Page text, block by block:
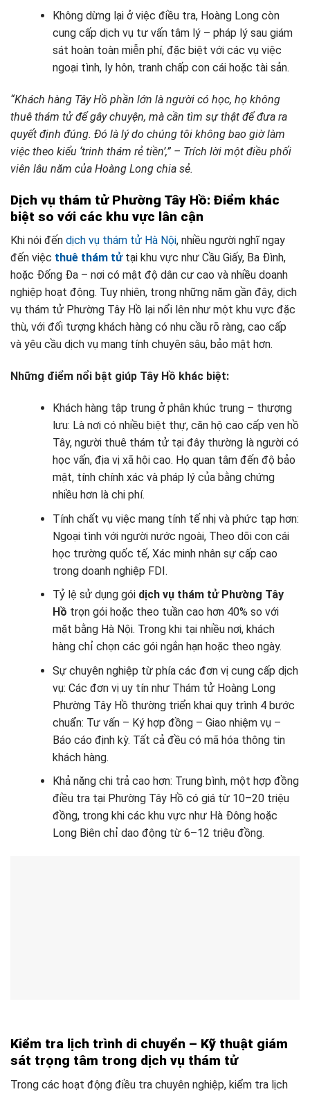
Không dừng lại ở việc điều tra, Hoàng Long còn
cung cấp dịch vụ tư vấn tâm lý – pháp lý sau giám
sát hoàn toàn miễn phí, đặc biệt với các vụ việc
ngoại tình, ly hôn, tranh chấp con cái hoặc tài sản.
“Khách hàng Tây Hồ phần lớn là người có học, họ không
thuê thám tử để gây chuyện, mà cần tìm sự thật để đưa ra
quyết định đúng. Đó là lý do chúng tôi không bao giờ làm
việc theo kiểu ‘trinh thám rẻ tiền’,” – Trích lời một điều phối
viên lâu năm của Hoàng Long chia sẻ.
Dịch vụ thám tử Phường Tây Hồ: Điểm khác
biệt so với các khu vực lân cận
Khi nói đến dịch vụ thám tử Hà Nội, nhiều người nghĩ ngay
đến việc thuê thám tửtại khu vực như Cầu Giấy, Ba Đình,
hoặc Đống Đa – nơi có mật độ dân cư cao và nhiều doanh
nghiệp hoạt động. Tuy nhiên, trong những năm gần đây, dịch
vụ thám tử Phường Tây Hồ lại nổi lên như một khu vực đặc
thù, với đối tượng khách hàng có nhu cầu rõ ràng, cao cấp
và yêu cầu dịch vụ mang tính chuyên sâu, bảo mật hơn.
Những điểm nổi bật giúp Tây Hồ khác biệt:
Khách hàng tập trung ở phân khúc trung – thượng
lưu: Là nơi có nhiều biệt thự, căn hộ cao cấp ven hồ
Tây, người thuê thám tử tại đây thường là người có
học vấn, địa vị xã hội cao. Họ quan tâm đến độ bảo
mật, tính chính xác và pháp lý của bằng chứng
nhiều hơn là chi phí.
Tính chất vụ việc mang tính tế nhị và phức tạp hơn:
Ngoại tình với người nước ngoài, Theo dõi con cái
học trường quốc tế, Xác minh nhân sự cấp cao
trong doanh nghiệp FDI.
Tỷ lệ sử dụng gói dịch vụ thám tử Phường Tây
Hồ trọn gói hoặc theo tuần cao hơn 40% so với
mặt bằng Hà Nội. Trong khi tại nhiều nơi, khách
hàng chỉ chọn các gói ngắn hạn hoặc theo ngày.
Sự chuyên nghiệp từ phía các đơn vị cung cấp dịch
vụ: Các đơn vị uy tín như Thám tử Hoàng Long
Phường Tây Hồ thường triển khai quy trình 4 bước
chuẩn: Tư vấn – Ký hợp đồng – Giao nhiệm vụ –
Báo cáo định kỳ. Tất cả đều có mã hóa thông tin
khách hàng.
Khả năng chi trả cao hơn: Trung bình, một hợp đồng
điều tra tại Phường Tây Hồ có giá từ 10–20 triệu
đồng, trong khi các khu vực như Hà Đông hoặc
Long Biên chỉ dao động từ 6–12 triệu đồng.
Kiểm tra lịch trình di chuyển – Kỹ thuật giám
sát trọng tâm trong dịch vụ thám tử
Trong các hoạt động điều tra chuyên nghiệp, kiểm tra lịch